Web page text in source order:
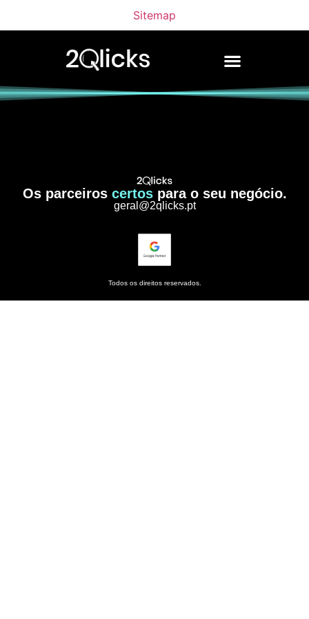
Sitemap
Os parceiros certospara o seu negócio.
geral@2qlicks.pt
Todos os direitos reservados.